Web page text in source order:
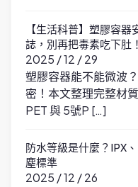
【生活科普】塑膠容
誌，別再把毒素吃下肚！
2025 / 12 / 29
塑膠容器能不能微波
密！本文整理完整材
PET 與 5號P […]
防水等級是什麼？IPX
塵標準
2025 / 12 / 26